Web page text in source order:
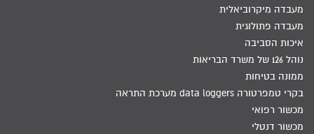
מעבדה מיקרוביאלית
מעבדה פתולוגית
איכות הסביבה
נוהל 126 של משרד הבריאות
ממונה בטיחות
בקרי טמפרטורה data loggers מערכת התראה
מכשור רפואי
מכשור דנטלי